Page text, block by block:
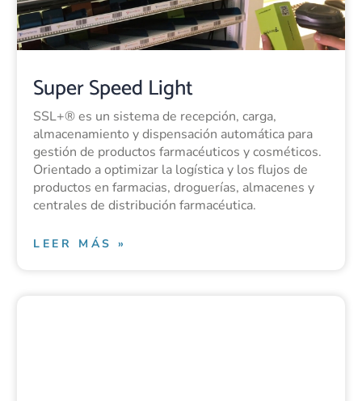
Super Speed Light
SSL+® es un sistema de recepción, carga,
almacenamiento y dispensación automática para
gestión de productos farmacéuticos y cosméticos.
Orientado a optimizar la logística y los flujos de
productos en farmacias, droguerías, almacenes y
centrales de distribución farmacéutica.
LEER MÁS »